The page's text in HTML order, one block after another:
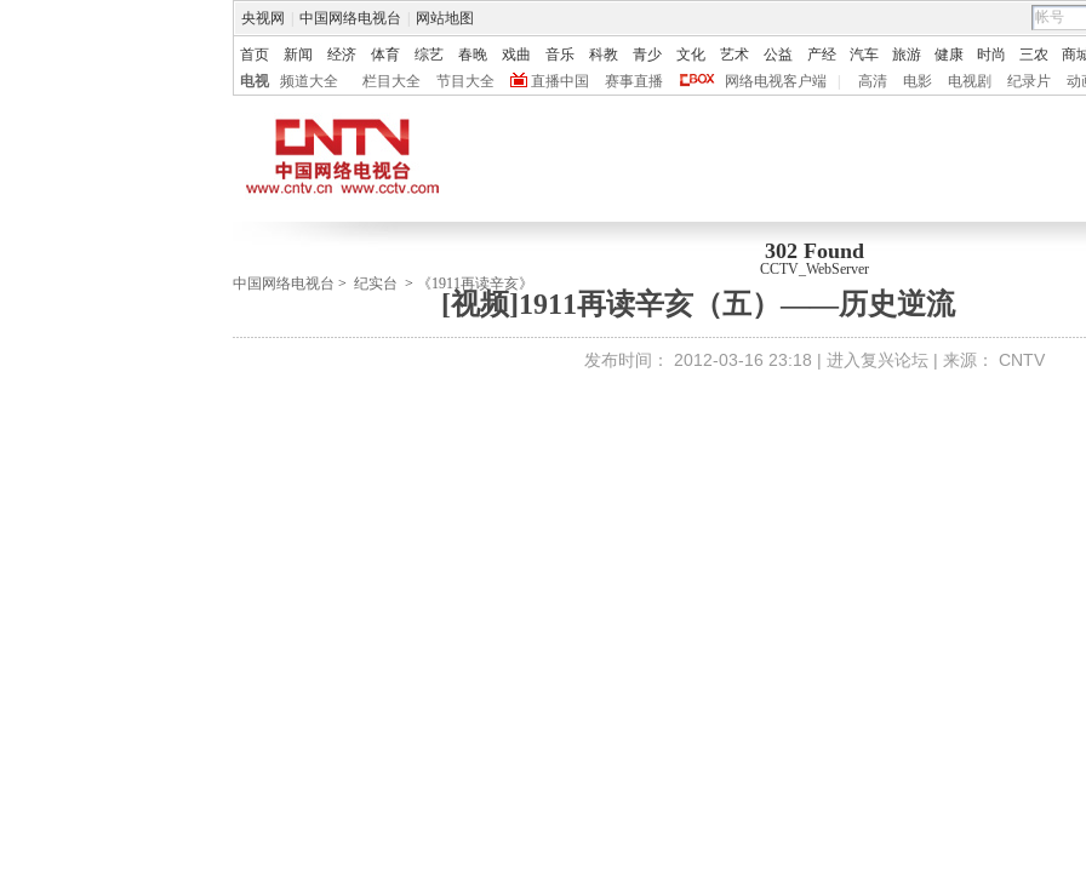
央视网 中国网络电视台 网站地图
首页 新闻 经济 体育 综艺 春晚 戏曲 音乐 科教 青少 文化 艺术 公益 产经 汽车 旅游 健康 时尚 三农
商
电视
频道大全 栏目大全 节目大全 直播中国 赛事直播 网络电视客户端 高清 电影 电视剧 纪录片 动
302 Found
CCTV_WebServer
中国网络电视台 > 纪实台 > 《1911再读辛亥》
[视频]1911再读辛亥（五）——历史逆流
发布时间： 2012-03-16 23:18 | 进入复兴论坛 | 来源： CNTV